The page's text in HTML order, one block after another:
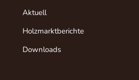
Aktuell
Holzmarktberichte
Downloads